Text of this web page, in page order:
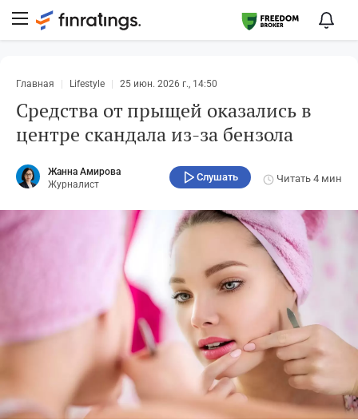
Главная Lifestyle 25 июн. 2026 г., 14:50
Средства от прыщей оказались в
центре скандала из-за бензола
Жанна Амирова
Журналист
Слушать Читать 4 мин